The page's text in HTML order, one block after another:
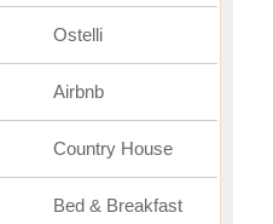
Ostelli
Airbnb
Country House
Bed & Breakfast